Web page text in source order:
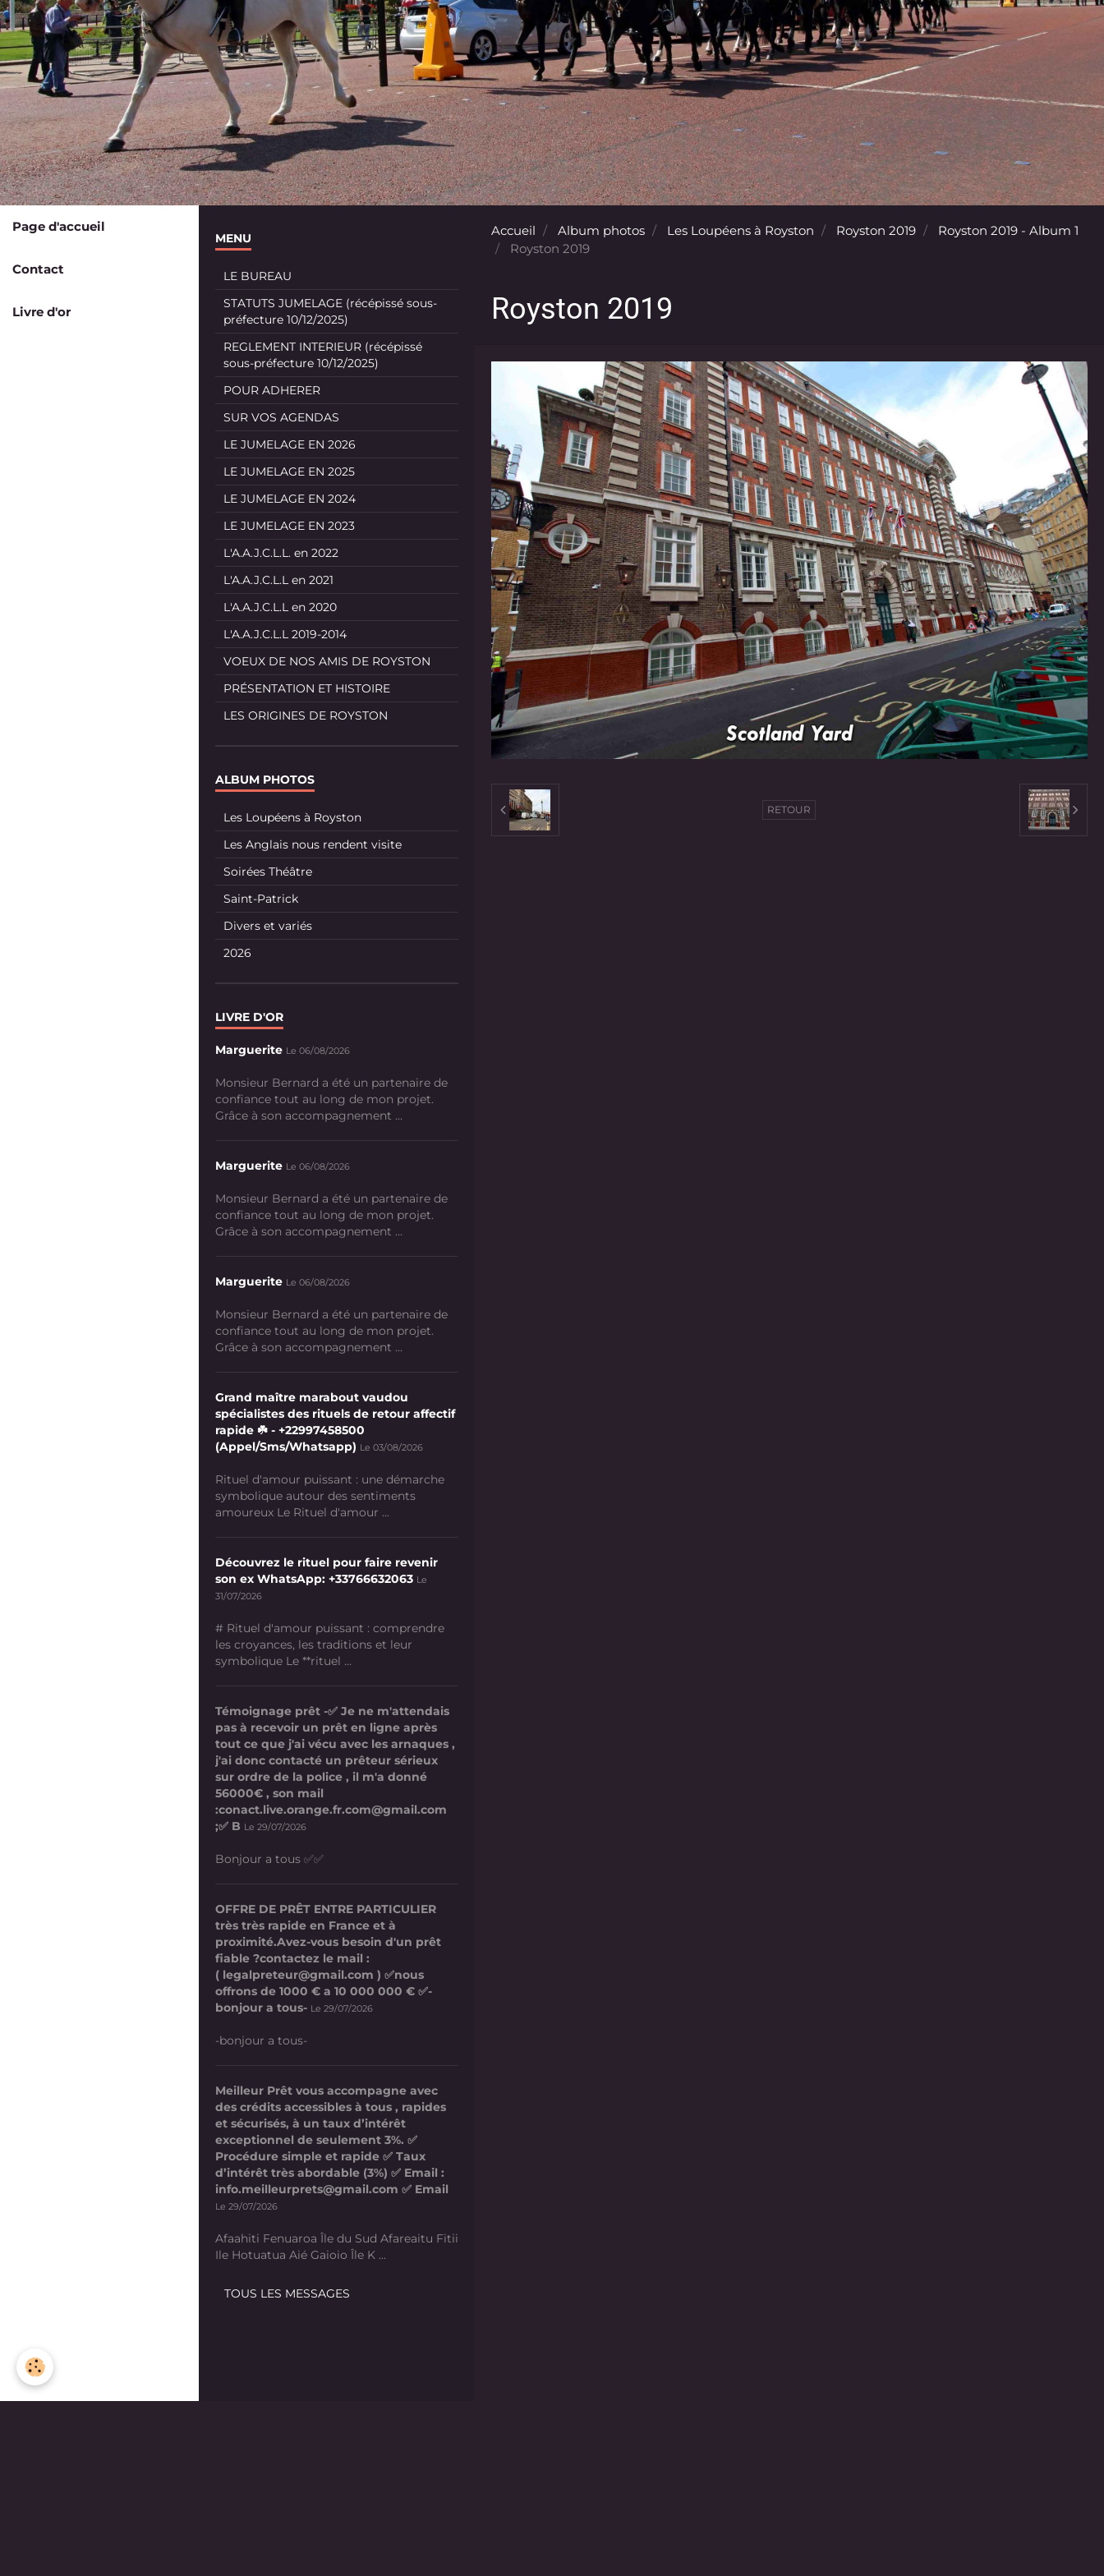
Page d'accueil
Contact
Livre d'or
Accueil Album photos Les Loupéens à Royston Royston 2019
Royston 2019 - Album 1
Royston 2019
Royston 2019
RETOUR
MENU
LE BUREAU
STATUTS JUMELAGE (récépissé sous-
préfecture 10/12/2025)
REGLEMENT INTERIEUR (récépissé
sous-préfecture 10/12/2025)
POUR ADHERER
SUR VOS AGENDAS
LE JUMELAGE EN 2026
LE JUMELAGE EN 2025
LE JUMELAGE EN 2024
LE JUMELAGE EN 2023
L'A.A.J.C.L.L. en 2022
L'A.A.J.C.L.L en 2021
L'A.A.J.C.L.L en 2020
L'A.A.J.C.L.L 2019-2014
VOEUX DE NOS AMIS DE ROYSTON
PRÉSENTATION ET HISTOIRE
LES ORIGINES DE ROYSTON
ALBUM PHOTOS
Les Loupéens à Royston
Les Anglais nous rendent visite
Soirées Théâtre
Saint-Patrick
Divers et variés
2026
LIVRE D'OR
Marguerite Le 06/08/2026
Monsieur Bernard a été un partenaire de
confiance tout au long de mon projet.
Grâce à son accompagnement ...
Marguerite Le 06/08/2026
Monsieur Bernard a été un partenaire de
confiance tout au long de mon projet.
Grâce à son accompagnement ...
Marguerite Le 06/08/2026
Monsieur Bernard a été un partenaire de
confiance tout au long de mon projet.
Grâce à son accompagnement ...
Grand maître marabout vaudou
spécialistes des rituels de retour affectif
rapide ☘️ - +22997458500
(Appel/Sms/Whatsapp) Le 03/08/2026
Rituel d'amour puissant : une démarche
symbolique autour des sentiments
amoureux Le Rituel d'amour ...
Découvrez le rituel pour faire revenir
son ex WhatsApp: +33766632063 Le
31/07/2026
# Rituel d'amour puissant : comprendre
les croyances, les traditions et leur
symbolique Le **rituel ...
Témoignage prêt -✅ Je ne m'attendais
pas à recevoir un prêt en ligne après
tout ce que j'ai vécu avec les arnaques ,
j'ai donc contacté un prêteur sérieux
sur ordre de la police , il m'a donné
56000€ , son mail
:conact.live.orange.fr.com@gmail.com
;✅ B Le 29/07/2026
Bonjour a tous ✅✅
OFFRE DE PRÊT ENTRE PARTICULIER
très très rapide en France et à
proximité.Avez-vous besoin d'un prêt
fiable ?contactez le mail :
( legalpreteur@gmail.com ) ✅nous
offrons de 1000 € a 10 000 000 € ✅-
bonjour a tous- Le 29/07/2026
-bonjour a tous-
Meilleur Prêt vous accompagne avec
des crédits accessibles à tous , rapides
et sécurisés, à un taux d’intérêt
exceptionnel de seulement 3%. ✅
Procédure simple et rapide ✅ Taux
d’intérêt très abordable (3%) ✅ Email :
info.meilleurprets@gmail.com ✅ Email
Le 29/07/2026
Afaahiti Fenuaroa Île du Sud Afareaitu Fitii
Ile Hotuatua Aié Gaioio Île K ...
TOUS LES MESSAGES